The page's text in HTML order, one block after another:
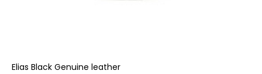
Elias Black Genuine leather